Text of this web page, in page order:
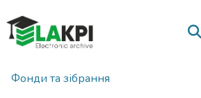
Фонди та зібрання
Головна Статистика